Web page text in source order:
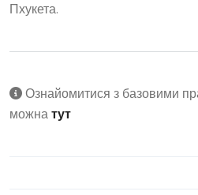
Пхукета.
Ознайомитися з базовими
можнатут